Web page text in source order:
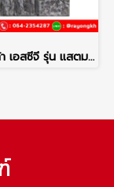
แผ่นปูทางเท้า เอสซีจี รุ่น แสตมป์เพฟ ลายโคโม่ สีเทา